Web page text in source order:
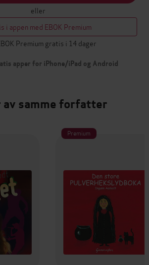
eller
i appen med EBOK Premium
Premium gratis i 14 dager
apper for iPhone/iPad og Android
av samme forfatter
Premium